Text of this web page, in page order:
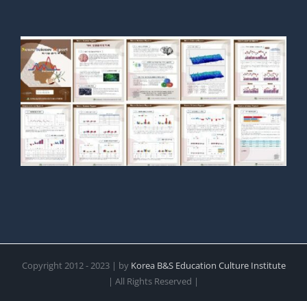
Copyright 2012 - 2023 | by Korea B&S Education Culture Institute
| All Rights Reserved |